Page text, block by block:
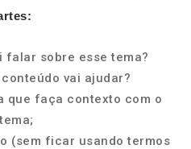
falar sobre esse tema?
vai ajudar?
que faça contexto com o
tema;
(sem ficar usando termos